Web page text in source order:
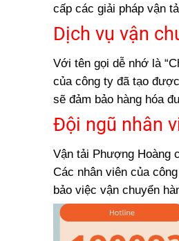
Thời gian và phí
Đảm bảo an
Quy trình vận
Các yếu tố quan
Đánh giá các
Các mặt hàng
Hàng tiêu
Hàng khác
cấp các giải pháp vận
Dịch vụ vận
Với tên gọi dễ nhớ là
của công ty đã tạo
sẽ đảm bảo hàng hóa
Đội ngũ nhân
Vận tải Phượng Hoàng
Các nhân viên của
bảo việc vận chuyển